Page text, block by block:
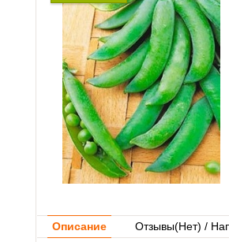
Описание Отзывы(Нет) /